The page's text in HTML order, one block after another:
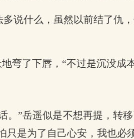
说什么，虽然以前结了仇
弯了下唇，“不过是沉没成
。”岳遥似是不想再提，转
只是为了自己心安，我也必